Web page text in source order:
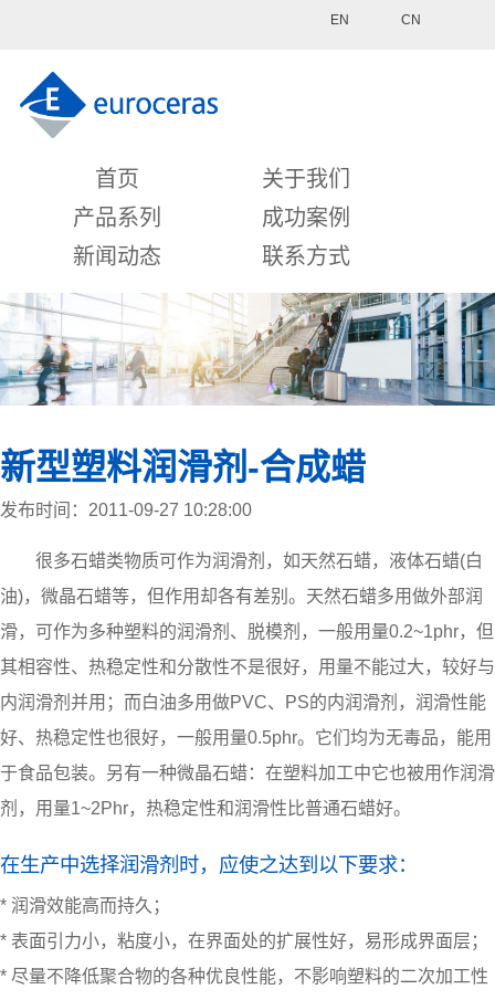
CN
EN
首页
关于我们
产品系列
成功案例
新闻动态
联系方式
新型塑料润滑剂-合成蜡
发布时间：2011-09-27 10:28:00
很多石蜡类物质可作为润滑剂，如天然石蜡，液体石蜡(白
油)，微晶石蜡等，但作用却各有差别。天然石蜡多用做外部润
滑，可作为多种塑料的润滑剂、脱模剂，一般用量0.2~1phr，但
其相容性、热稳定性和分散性不是很好，用量不能过大，较好与
内润滑剂并用；而白油多用做PVC、PS的内润滑剂，润滑性能
好、热稳定性也很好，一般用量0.5phr。它们均为无毒品，能用
于食品包装。另有一种微晶石蜡：在塑料加工中它也被用作润滑
剂，用量1~2Phr，热稳定性和润滑性比普通石蜡好。
在生产中选择润滑剂时，应使之达到以下要求：
* 润滑效能高而持久；
* 表面引力小，粘度小，在界面处的扩展性好，易形成界面层；
* 尽量不降低聚合物的各种优良性能，不影响塑料的二次加工性